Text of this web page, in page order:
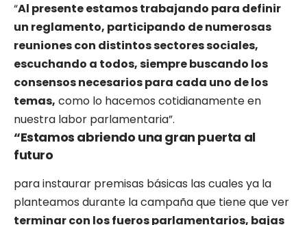
“Al presente estamos trabajando para definir
un reglamento, participando de numerosas
reuniones con distintos sectores sociales,
escuchando a todos, siempre buscando los
consensos necesarios para cada uno de los
temas, como lo hacemos cotidianamente en
nuestra labor parlamentaria”.
“Estamos abriendo una gran puerta al
futuro
para instaurar premisas básicas las cuales ya la
planteamos durante la campaña que tiene que ver
terminar con los fueros parlamentarios, bajas